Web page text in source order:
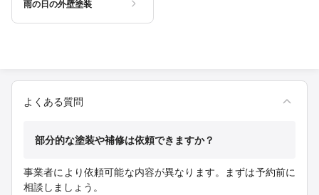
雨の日の外壁塗装
よくある質問
部分的な塗装や補修は依頼できますか？
事業者により依頼可能な内容が異なります。まずは予約前に
相談しましょう。